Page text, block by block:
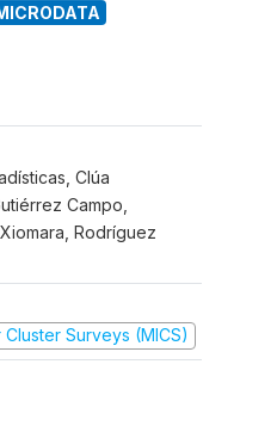
Clúa
Campo,
Rodríguez
Surveys (MICS)